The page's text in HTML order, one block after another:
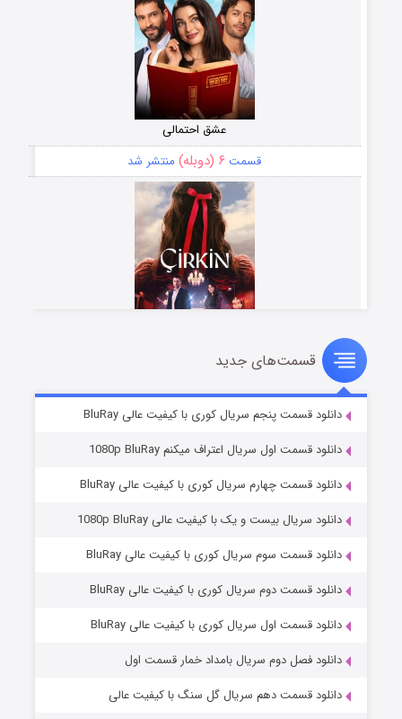
عشق احتمالی
قسمت ۶ (دوبله) منتشر شد
سریال زشت
قسمت۵ (زیرنویس) منتشر شد
وستی ها
قسمت۱ (زیرنویس) منتشر شد
قسمت‌های جدید
دانلود قسمت پنجم سریال کوری با کیفیت عالی BluRay
دانلود قسمت اول سریال اعتراف میکنم 1080p BluRay
دانلود قسمت چهارم سریال کوری با کیفیت عالی BluRay
دانلود سریال بیست و یک با کیفیت عالی 1080p BluRay
دانلود قسمت سوم سریال کوری با کیفیت عالی BluRay
دانلود قسمت دوم سریال کوری با کیفیت عالی BluRay
دانلود قسمت اول سریال کوری با کیفیت عالی BluRay
دانلود فصل دوم سریال بامداد خمار قسمت اول
دانلود قسمت دهم سریال گل سنگ با کیفیت عالی